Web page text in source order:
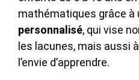
mathématiques grâce à
personnalisé, qui vise
les lacunes, mais aussi
l’envie d’apprendre.